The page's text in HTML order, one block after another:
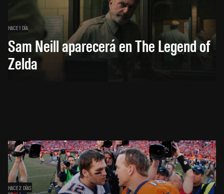
HACE 1 DÍA
Sam Neill aparecerá en The Legend of
Zelda
HACE 2 DÍAS